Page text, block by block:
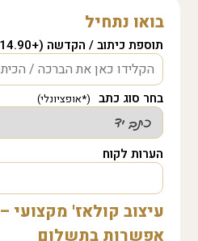
בואו נתחיל
תוספת כיתוב / הקדשה (+14.90 ₪)
בחר סוג כתב
הערות לקוח
עיצוב קולאז' מקצועי –
אפשרות בתשלום